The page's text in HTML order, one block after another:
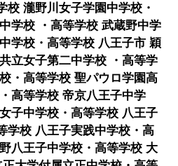
校 瀧野川女子学園中学校・
学校 ・高等学校 武蔵野中学
学校・高等学校 八王子市 穎
立女子第二中学校 ・高等学
・高等学校 聖パウロ学園高
高等学校 帝京八王子中学
子中学校・高等学校 八王子
学校 八王子実践中学校・高
八王子中学校・高等学校 大